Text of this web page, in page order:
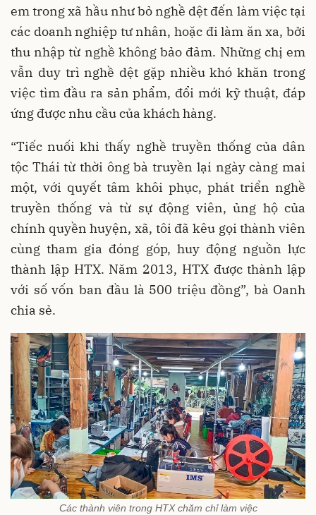
em trong xã hầu như bỏ nghề dệt đến làm việc tại
các doanh nghiệp tư nhân, hoặc đi làm ăn xa, bởi
thu nhập từ nghề không bảo đảm. Những chị em
vẫn duy trì nghề dệt gặp nhiều khó khăn trong
việc tìm đầu ra sản phẩm, đổi mới kỹ thuật, đáp
ứng được nhu cầu của khách hàng.
“Tiếc nuối khi thấy nghề truyền thống của dân
tộc Thái từ thời ông bà truyền lại ngày càng mai
một, với quyết tâm khôi phục, phát triển nghề
truyền thống và từ sự động viên, ủng hộ của
chính quyền huyện, xã, tôi đã kêu gọi thành viên
cùng tham gia đóng góp, huy động nguồn lực
thành lập HTX. Năm 2013, HTX được thành lập
với số vốn ban đầu là 500 triệu đồng”, bà Oanh
chia sẻ.
Các thành viên trong HTX chăm chỉ làm việc